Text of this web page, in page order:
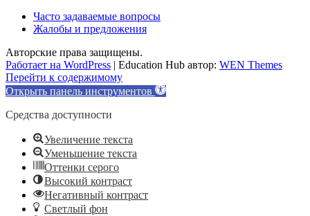
Часто задаваемые вопросы
Жалобы и предложения
Авторские права защищены.
Работает на WordPress | Education Hub автор: WEN Themes
Перейти к содержимому
Открыть панель инструментов
Средства доступности
Увеличение текста
Уменьшение текста
Оттенки серого
Высокий контраст
Негативный контраст
Светлый фон